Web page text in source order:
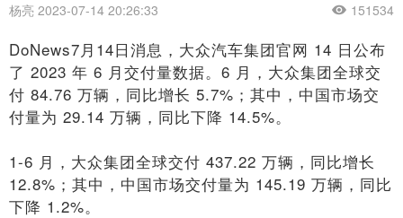
杨亮 2023-07-14 20:26:33 151534
DoNews7月14日消息，大众汽车集团官网 14 日公布
了 2023 年 6 月交付量数据。6 月，大众集团全球交
付 84.76 万辆，同比增长 5.7%；其中，中国市场交
付量为 29.14 万辆，同比下降 14.5%。
1-6 月，大众集团全球交付 437.22 万辆，同比增长
12.8%；其中，中国市场交付量为 145.19 万辆，同比
下降 1.2%。